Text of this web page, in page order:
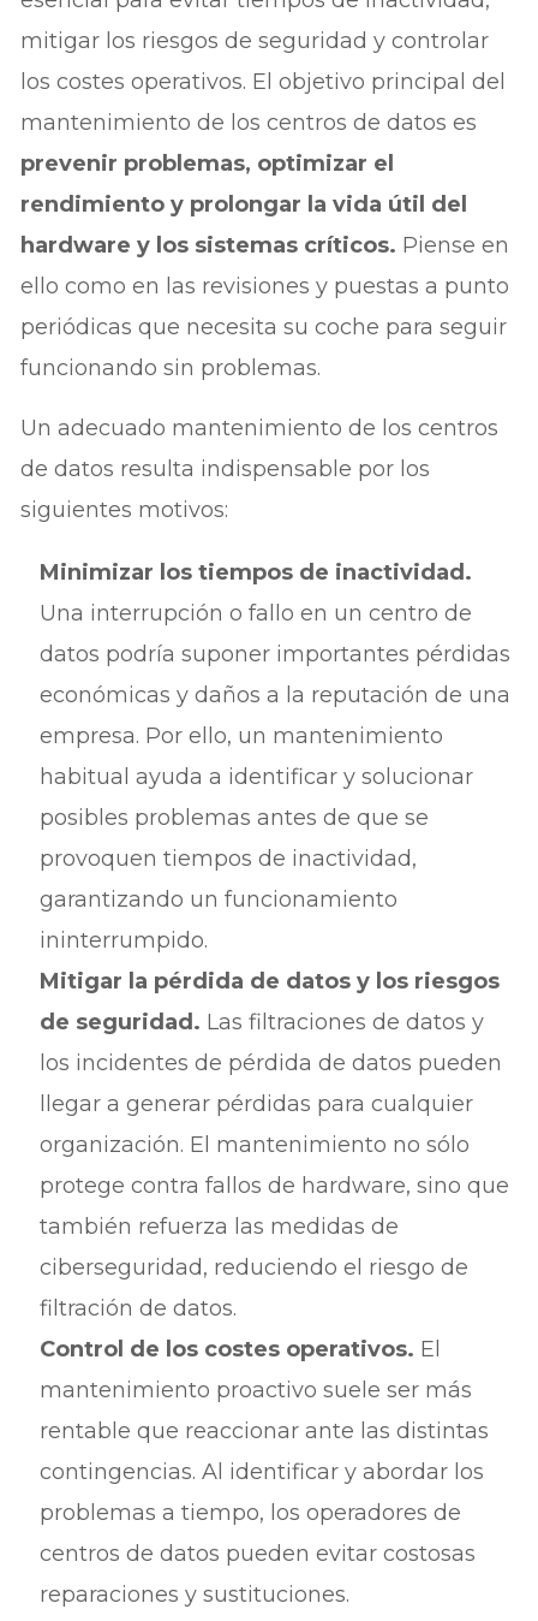
mitigar los riesgos de seguridad y controlar
los costes operativos. El objetivo principal del
mantenimiento de los centros de datos es
prevenir problemas, optimizar el
rendimiento y prolongar la vida útil del
hardware y los sistemas críticos. Piense en
ello como en las revisiones y puestas a punto
periódicas que necesita su coche para seguir
funcionando sin problemas.
Un adecuado mantenimiento de los centros
de datos resulta indispensable por los
siguientes motivos:
Minimizar los tiempos de inactividad.
Una interrupción o fallo en un centro de
datos podría suponer importantes pérdidas
económicas y daños a la reputación de una
empresa. Por ello, un mantenimiento
habitual ayuda a identificar y solucionar
posibles problemas antes de que se
provoquen tiempos de inactividad,
garantizando un funcionamiento
ininterrumpido.
Mitigar la pérdida de datos y los riesgos
de seguridad. Las filtraciones de datos y
los incidentes de pérdida de datos pueden
llegar a generar pérdidas para cualquier
organización. El mantenimiento no sólo
protege contra fallos de hardware, sino que
también refuerza las medidas de
ciberseguridad, reduciendo el riesgo de
filtración de datos.
Control de los costes operativos. El
mantenimiento proactivo suele ser más
rentable que reaccionar ante las distintas
contingencias. Al identificar y abordar los
problemas a tiempo, los operadores de
centros de datos pueden evitar costosas
reparaciones y sustituciones.